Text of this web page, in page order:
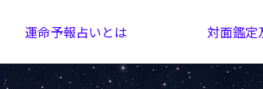
運命予報占いとは 対面鑑定